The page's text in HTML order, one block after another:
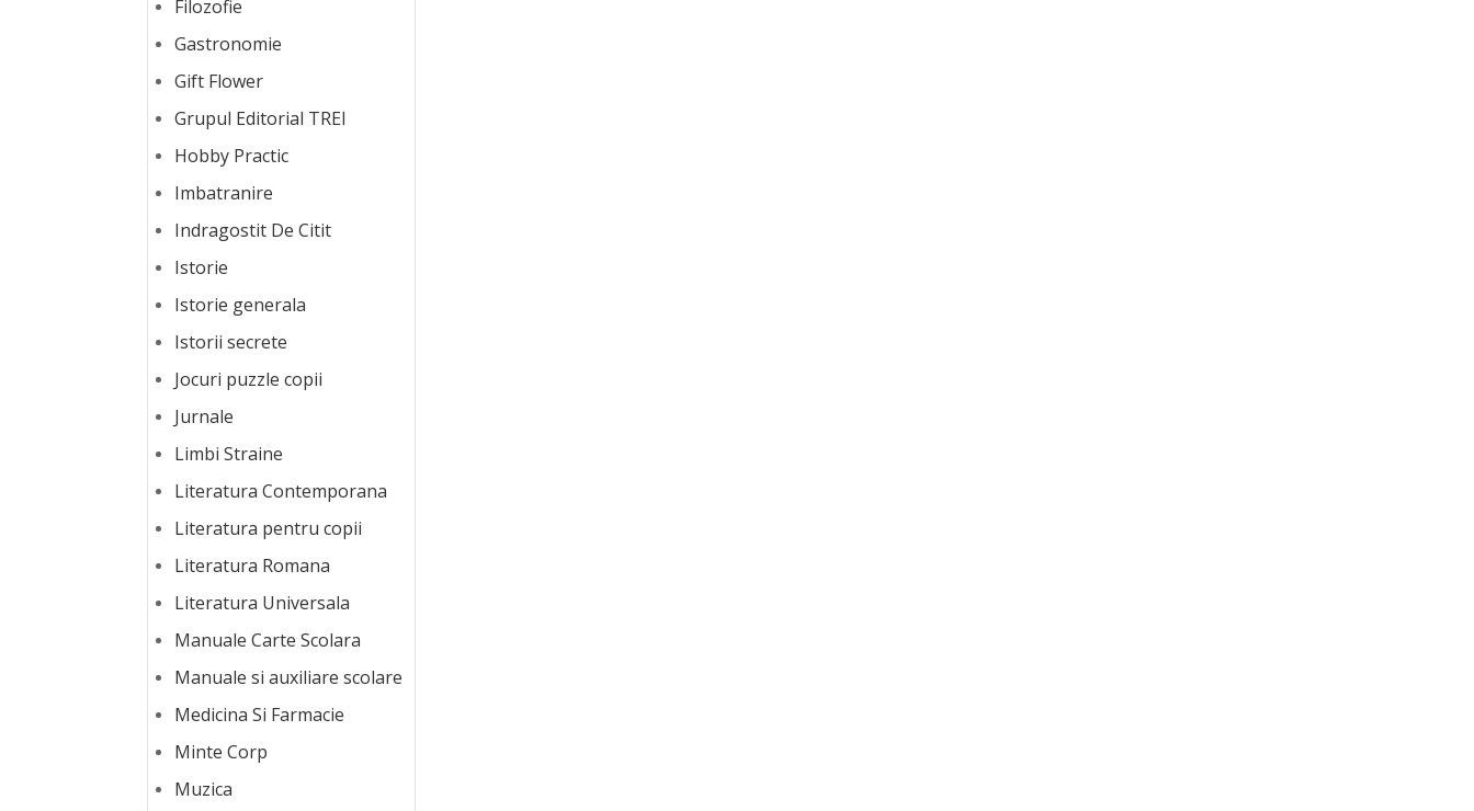
Filozofie
Gastronomie
Gift Flower
Grupul Editorial TREI
Hobby Practic
Imbatranire
Indragostit De Citit
Istorie
Istorie generala
Istorii secrete
Jocuri puzzle copii
Jurnale
Limbi Straine
Literatura Contemporana
Literatura pentru copii
Literatura Romana
Literatura Universala
Manuale Carte Scolara
Manuale si auxiliare scolare
Medicina Si Farmacie
Minte Corp
Muzica